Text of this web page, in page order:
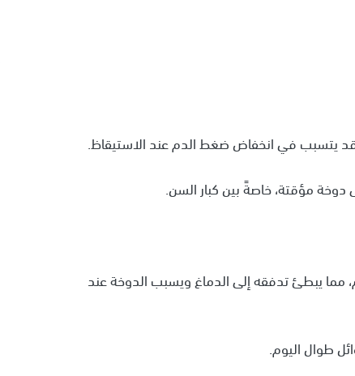
قد يتسبب في انخفاض ضغط الدم عند الاستيقاظ.
دوخة مؤقتة، خاصةً بين كبار السن.
يبطئ تدفقه إلى الدماغ ويسبب الدوخة عند
طوال اليوم.